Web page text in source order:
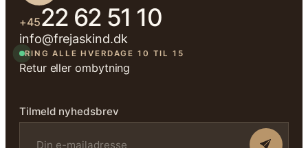
+4522 62 51 10
info@frejaskind.dk
RING ALLE HVERDAGE 10 TIL 15
Retur eller ombytning
Tilmeld nyhedsbrev